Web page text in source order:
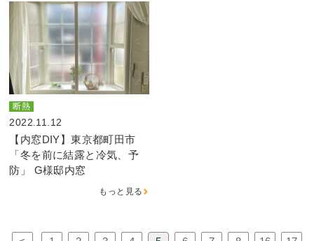
断熱
2022.11.12
【内窓DIY】東京都町田市
「冬を前に結露と冷気、予
防」 G様邸内窓
もっと見る